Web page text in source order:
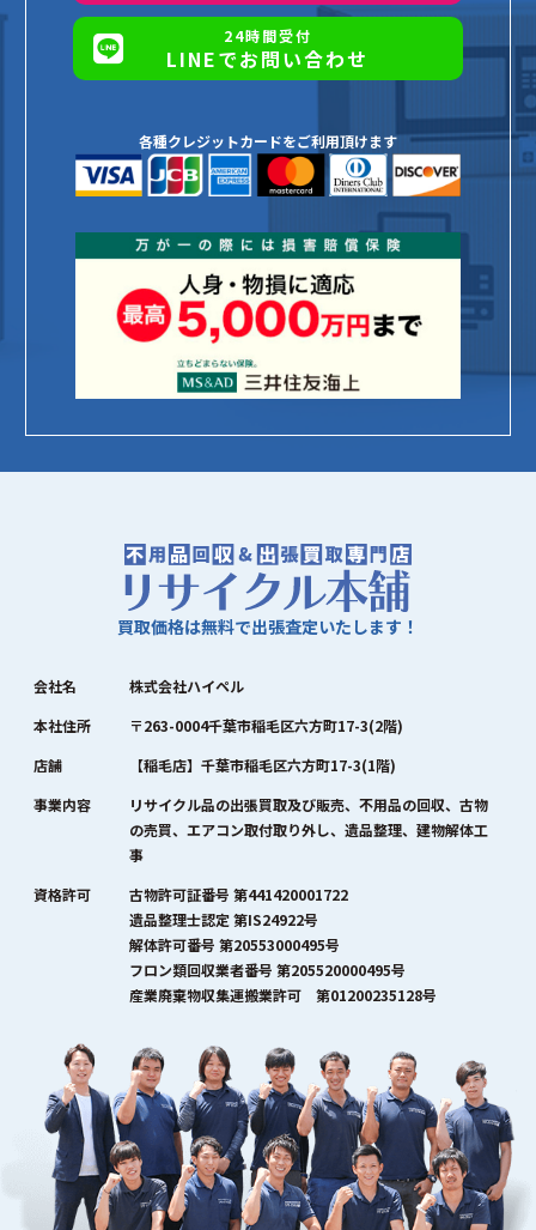
24時間受付
LINEでお問い合わせ
各種クレジットカードをご利用頂けます
買取価格は無料で出張査定いたします！
会社名
株式会社ハイペル
本社住所
〒263-0004千葉市稲毛区六方町17-3(2階)
店舗
【稲毛店】千葉市稲毛区六方町17-3(1階)
事業内容
リサイクル品の出張買取及び販売、不用品の回収、古物
の売買、エアコン取付取り外し、遺品整理、建物解体工
事
資格許可
古物許可証番号 第441420001722
遺品整理士認定 第IS24922号
解体許可番号 第20553000495号
フロン類回収業者番号 第205520000495号
産業廃棄物収集運搬業許可 第01200235128号